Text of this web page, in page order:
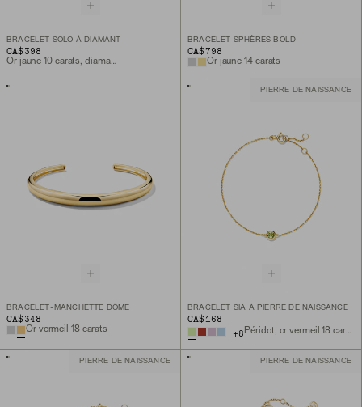
BRACELET SOLO À DIAMANT
CA$398
Or jaune 10 carats, diamant naturel
BRACELET SPHÈRES BOLD
CA$798
Or jaune 14 carats
BRACELET-MANCHETTE DÔME
CA$348
Or vermeil 18 carats
PIERRE DE NAISSANCE
BRACELET SIA À PIERRE DE NAISSANCE
CA$168
+8 Péridot, or vermeil 18 carats
PIERRE DE NAISSANCE PIERRE DE NAISSANCE